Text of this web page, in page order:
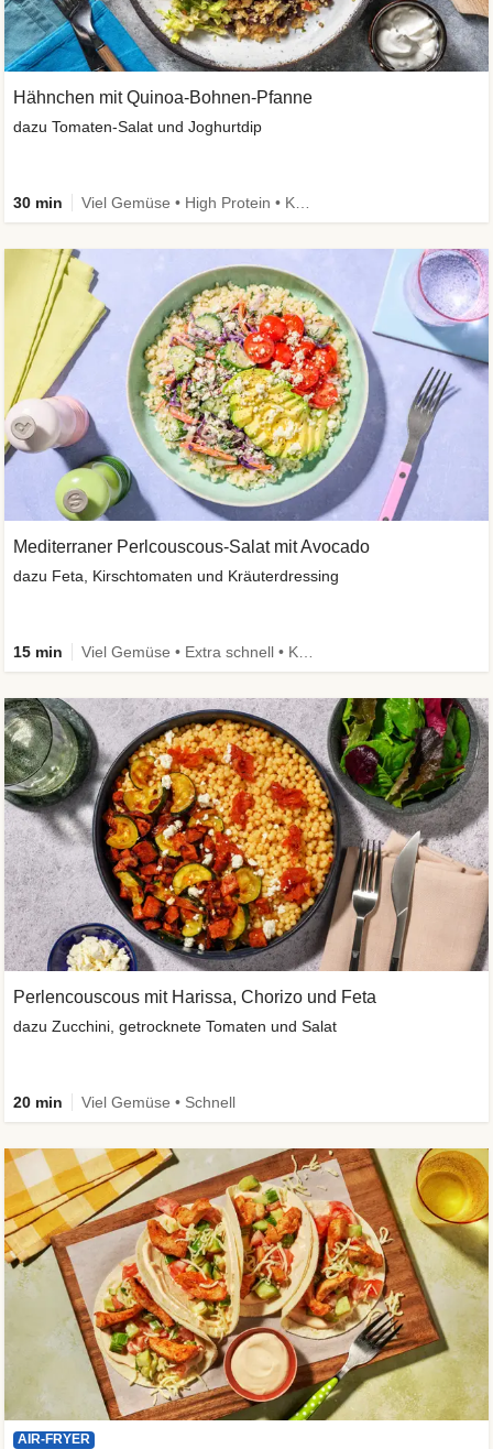
Hähnchen mit Quinoa-Bohnen-Pfanne
dazu Tomaten-Salat und Joghurtdip
30 min
Mediterraner Perlcouscous-Salat mit Avocado
dazu Feta, Kirschtomaten und Kräuterdressing
15 min
Perlencouscous mit Harissa, Chorizo und Feta
dazu Zucchini, getrocknete Tomaten und Salat
20 min Viel Gemüse • Schnell
AIR-FRYER